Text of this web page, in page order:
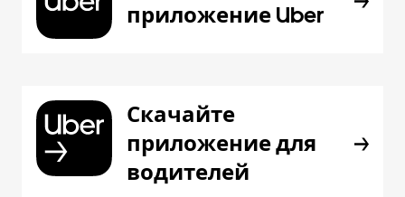
приложение Uber
Скачайте
приложение для
водителей